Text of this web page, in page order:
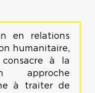
en relations
humanitaire,
à la
approche
à traiter de